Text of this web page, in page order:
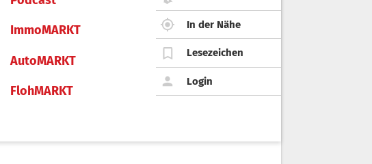
ImmoMARKT
AutoMARKT
FlohMARKT
In der Nähe
Lesezeichen
Login